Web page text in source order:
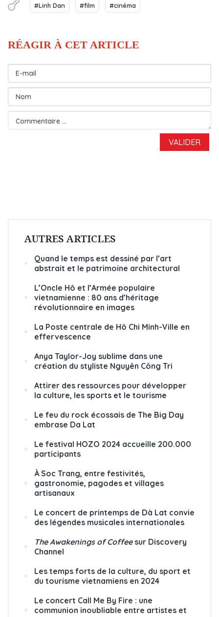
#Linh Dan #film #cinéma
AUTRES ARTICLES
Quand le temps est dessiné par l’art
abstrait et le patrimoine architectural
L’Oncle Hô et l’Armée populaire
vietnamienne : 80 ans d’héritage
révolutionnaire en images
La Poste centrale de Hô Chi Minh-Ville en
effervescence
Anya Taylor-Joy sublime dans une
création du styliste Nguyên Công Tri
Attirer des ressources pour développer
la culture, les sports et le tourisme
Le feu du rock écossais de The Big Day
embrase Da Lat
Le festival HOZO 2024 accueille 200.000
participants
À Soc Trang, entre festivités,
gastronomie, pagodes et villages
artisanaux
Le concert de printemps de Dà Lat convie
des légendes musicales internationales
The Awakenings of Coffeesur Discovery
Channel
Les temps forts de la culture, du sport et
du tourisme vietnamiens en 2024
Le concert Call Me By Fire : une
communion inoubliable entre artistes et